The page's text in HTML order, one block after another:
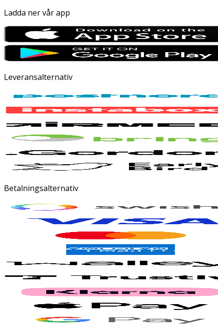
Ladda ner vår app
Leveransalternativ
Betalningsalternativ